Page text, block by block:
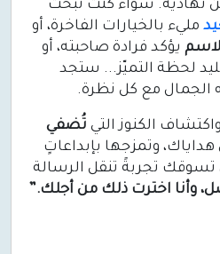
تهاديه. سواءً كنت تبحث
مليء بالخيارات الفاخرة، أو
يؤكد فرادة صاحبته، أو
لحظة التميّز... ستجد
الجمال مع كل نظرة.
الكنوز التي تُضفي
هداياك، وتمزجها بإبداعاتٍ
تسوقك تجربةً تنقل الرسالة
وأنا اخترت ذلك من أجلك.”